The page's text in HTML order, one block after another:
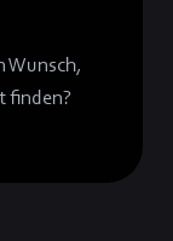
Wunsch,
finden?